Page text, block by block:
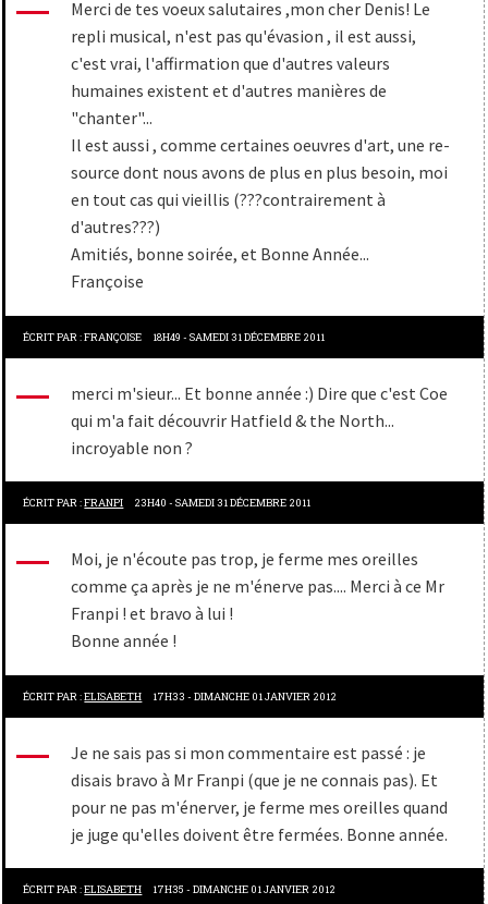
Merci de tes voeux salutaires ,mon cher Denis! Le
repli musical, n'est pas qu'évasion , il est aussi,
c'est vrai, l'affirmation que d'autres valeurs
humaines existent et d'autres manières de
"chanter"...
Il est aussi , comme certaines oeuvres d'art, une re-
source dont nous avons de plus en plus besoin, moi
en tout cas qui vieillis (???contrairement à
d'autres???)
Amitiés, bonne soirée, et Bonne Année...
Françoise
ÉCRIT PAR :FRANÇOISE 18H49 -SAMEDI 31DÉCEMBRE 2011
merci m'sieur... Et bonne année :) Dire que c'est Coe
qui m'a fait découvrir Hatfield & the North...
incroyable non ?
ÉCRIT PAR :FRANPI 23H40 -SAMEDI 31DÉCEMBRE 2011
Moi, je n'écoute pas trop, je ferme mes oreilles
comme ça après je ne m'énerve pas.... Merci à ce Mr
Franpi ! et bravo à lui !
Bonne année !
ÉCRIT PAR :ELISABETH 17H33 -DIMANCHE 01 JANVIER 2012
Je ne sais pas si mon commentaire est passé : je
disais bravo à Mr Franpi (que je ne connais pas). Et
pour ne pas m'énerver, je ferme mes oreilles quand
je juge qu'elles doivent être fermées. Bonne année.
ÉCRIT PAR :ELISABETH 17H35 -DIMANCHE 01JANVIER 2012